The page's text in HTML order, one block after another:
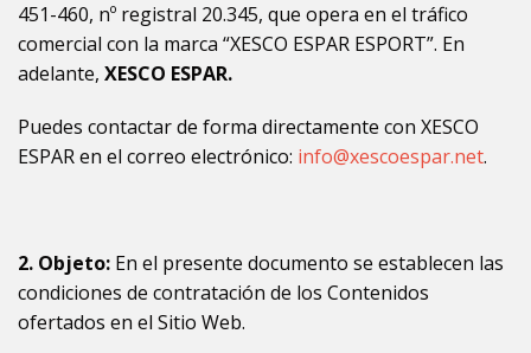
451-460, nº registral 20.345, que opera en el tráfico
comercial con la marca “XESCO ESPAR ESPORT”. En
adelante, XESCO ESPAR.
Puedes contactar de forma directamente con XESCO
ESPAR en el correo electrónico: info@xescoespar.net.
2. Objeto: En el presente documento se establecen las
condiciones de contratación de los Contenidos
ofertados en el Sitio Web.